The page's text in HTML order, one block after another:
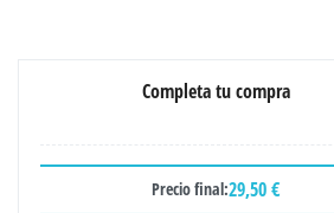
Completa tu compra
Precio final:29,50 €